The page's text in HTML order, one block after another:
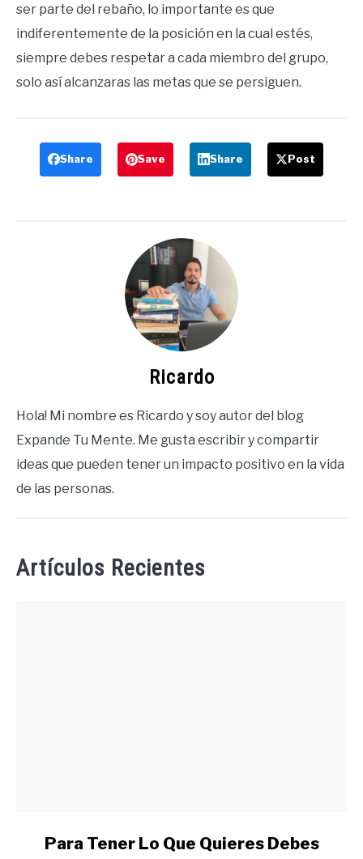
ser parte del rebaño, lo importante es que
indiferentemente de la posición en la cual estés,
siempre debes respetar a cada miembro del grupo,
solo así alcanzaras las metas que se persiguen.
Share Save Share Post
Ricardo
Hola! Mi nombre es Ricardo y soy autor del blog
Expande Tu Mente. Me gusta escribir y compartir
ideas que pueden tener un impacto positivo en la vida
de las personas.
Artículos Recientes
Para Tener Lo Que Quieres Debes